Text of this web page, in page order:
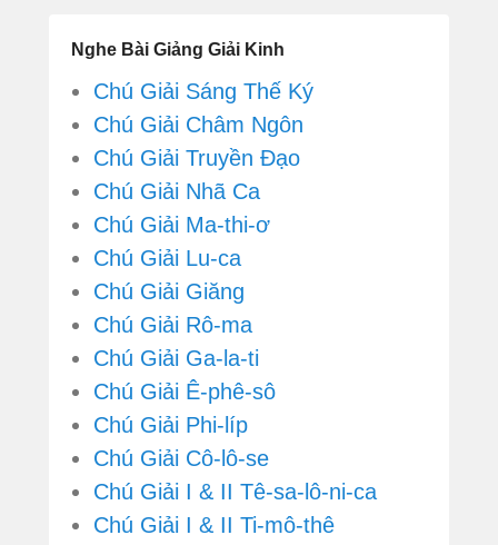
Nghe Bài Giảng Giải Kinh
Chú Giải Sáng Thế Ký
Chú Giải Châm Ngôn
Chú Giải Truyền Đạo
Chú Giải Nhã Ca
Chú Giải Ma-thi-ơ
Chú Giải Lu-ca
Chú Giải Giăng
Chú Giải Rô-ma
Chú Giải Ga-la-ti
Chú Giải Ê-phê-sô
Chú Giải Phi-líp
Chú Giải Cô-lô-se
Chú Giải I & II Tê-sa-lô-ni-ca
Chú Giải I & II Ti-mô-thê